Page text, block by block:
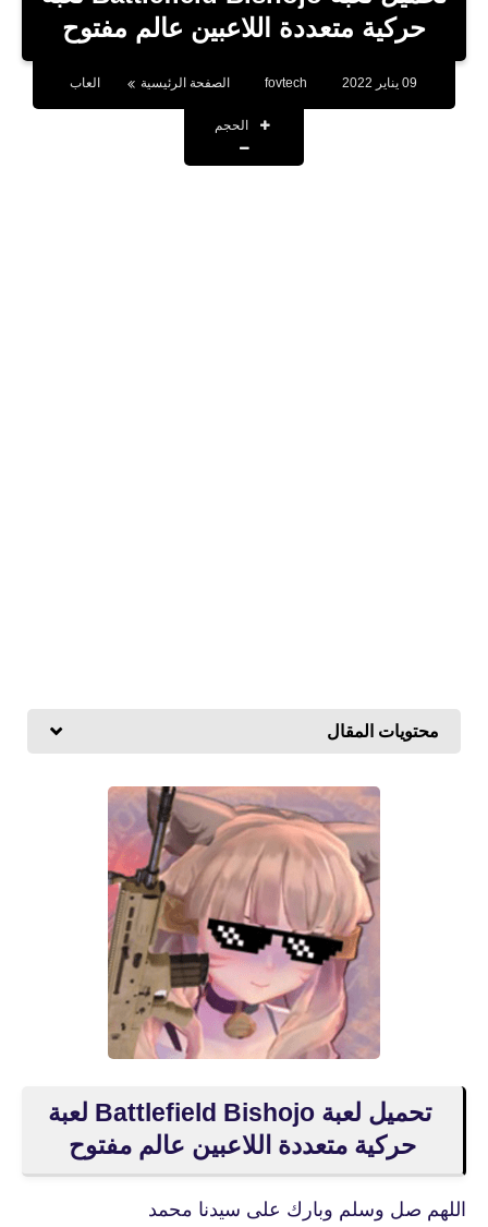
حركية متعددة اللاعبين عالم مفتوح
fovtech الصفحة الرئيسية العاب
الحجم
محتويات المقال
تحميل لعبة Battlefield Bishojo لعبة
حركية متعددة اللاعبين عالم مفتوح
اللهم صل وسلم وبارك على سيدنا محمد